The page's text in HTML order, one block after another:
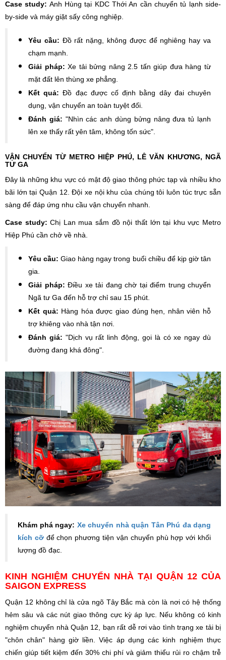
Case study: Anh Hùng tại KDC Thới An cần chuyển tủ lạnh side-
by-side và máy giặt sấy công nghiệp.
Yêu cầu: Đồ rất nặng, không được để nghiêng hay va
chạm mạnh.
Giải pháp: Xe tải bửng nâng 2.5 tấn giúp đưa hàng từ
mặt đất lên thùng xe phẳng.
Kết quả: Đồ đạc được cố định bằng dây đai chuyên
dụng, vận chuyển an toàn tuyệt đối.
Đánh giá: "Nhìn các anh dùng bửng nâng đưa tủ lạnh
lên xe thấy rất yên tâm, không tốn sức".
VẬN CHUYỂN TỪ METRO HIỆP PHÚ, LÊ VĂN KHƯƠNG, NGÃ
TƯ GA
Đây là những khu vực có mật độ giao thông phức tạp và nhiều kho
bãi lớn tại Quận 12. Đội xe nội khu của chúng tôi luôn túc trực sẵn
sàng để đáp ứng nhu cầu vận chuyển nhanh.
Case study: Chị Lan mua sắm đồ nội thất lớn tại khu vực Metro
Hiệp Phú cần chở về nhà.
Yêu cầu: Giao hàng ngay trong buổi chiều để kịp giờ tân
gia.
Giải pháp: Điều xe tải đang chờ tại điểm trung chuyển
Ngã tư Ga đến hỗ trợ chỉ sau 15 phút.
Kết quả: Hàng hóa được giao đúng hẹn, nhân viên hỗ
trợ khiêng vào nhà tận nơi.
Đánh giá: "Dịch vụ rất linh động, gọi là có xe ngay dù
đường đang khá đông".
Khám phá ngay: Xe chuyển nhà quận Tân Phú đa dạng
kích cỡđể chọn phương tiện vận chuyển phù hợp với khối
lượng đồ đạc.
KINH NGHIỆM CHUYỂN NHÀ TẠI QUẬN 12 CỦA
SAIGON EXPRESS
Quận 12 không chỉ là cửa ngõ Tây Bắc mà còn là nơi có hệ thống
hẻm sâu và các nút giao thông cực kỳ áp lực. Nếu không có kinh
nghiệm chuyển nhà Quận 12, bạn rất dễ rơi vào tình trạng xe tải bị
"chôn chân" hàng giờ liền. Việc áp dụng các kinh nghiệm thực
chiến giúp tiết kiệm đến 30% chi phí và giảm thiểu rủi ro chậm trễ